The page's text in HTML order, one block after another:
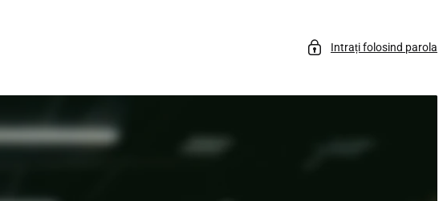
Intrați folosind parola